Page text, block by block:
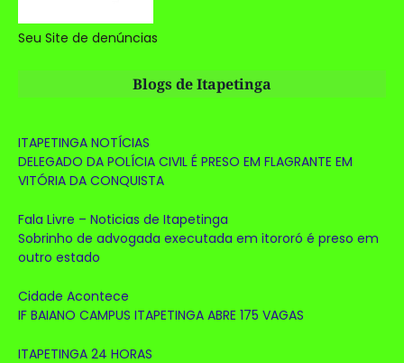
Seu Site de denúncias
Blogs de Itapetinga
ITAPETINGA NOTÍCIAS
DELEGADO DA POLÍCIA CIVIL É PRESO EM FLAGRANTE EM
VITÓRIA DA CONQUISTA
Fala Livre – Noticias de Itapetinga
Sobrinho de advogada executada em itororó é preso em
outro estado
Cidade Acontece
IF BAIANO CAMPUS ITAPETINGA ABRE 175 VAGAS
ITAPETINGA 24 HORAS